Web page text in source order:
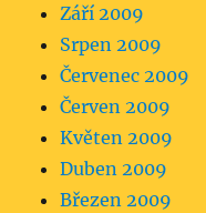
Září 2009
Srpen 2009
Červenec 2009
Červen 2009
Květen 2009
Duben 2009
Březen 2009